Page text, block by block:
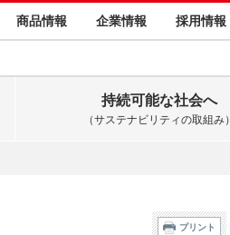
商品情報 企業情報 採用情報
持続可能な社会へ
（サステナビリティの取組み）
プリント